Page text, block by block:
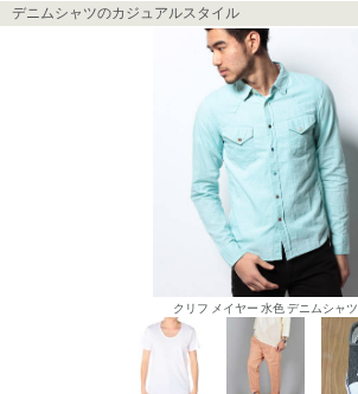
デニムシャツのカジュアルスタイル
クリフ メイヤー 水色 デニムシャツ